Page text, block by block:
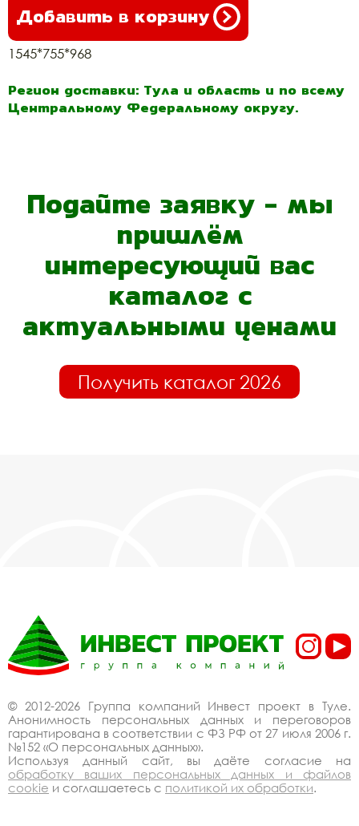
Добавить в корзину
1545*755*968
Регион доставки: Тула и область и по всему
Центральному Федеральному округу.
Подайте заявку - мы
пришлём
интересующий вас
каталог с
актуальными ценами
Получить каталог 2026
© 2012-2026 Группа компаний Инвест проект в Туле.
Анонимность персональных данных и переговоров
гарантирована в соответствии с ФЗ РФ от 27 июля 2006 г.
№152 «О персональных данных».
Используя данный сайт, вы даёте согласие на
обработку ваших персональных данных и файлов
cookie и соглашаетесь с политикой их обработки